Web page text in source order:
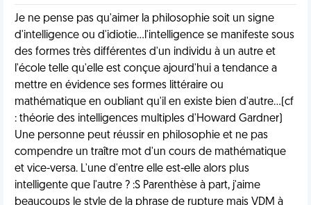
Je ne pense pas qu'aimer la philosophie soit un signe
d'intelligence ou d'idiotie...l'intelligence se manifeste sous
des formes très différentes d'un individu à un autre et
l'école telle qu'elle est conçue ajourd'hui a tendance a
mettre en évidence ses formes littéraire ou
mathématique en oubliant qu'il en existe bien d'autre...(cf
: théorie des intelligences multiples d'Howard Gardner)
Une personne peut réussir en philosophie et ne pas
compendre un traître mot d'un cours de mathématique
et vice-versa. L'une d'entre elle est-elle alors plus
intelligente que l'autre ? :S Parenthèse à part, j'aime
beaucoups le style de la phrase de rupture mais VDM à